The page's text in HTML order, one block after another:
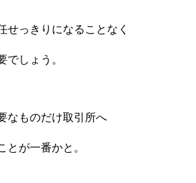
せっきりになることなく
でしょう。
なものだけ取引所へ
とが一番かと。